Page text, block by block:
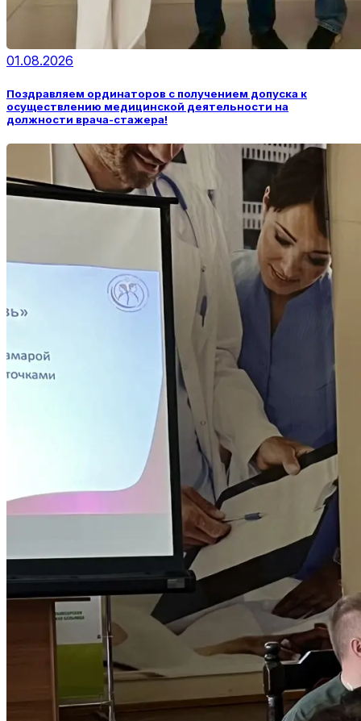
01.08.2026
Поздравляем ординаторов с получением допуска к
осуществлению медицинской деятельности на
должности врача-стажера!